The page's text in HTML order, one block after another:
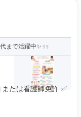
まで活躍中✨
たは看護師免許 ✅